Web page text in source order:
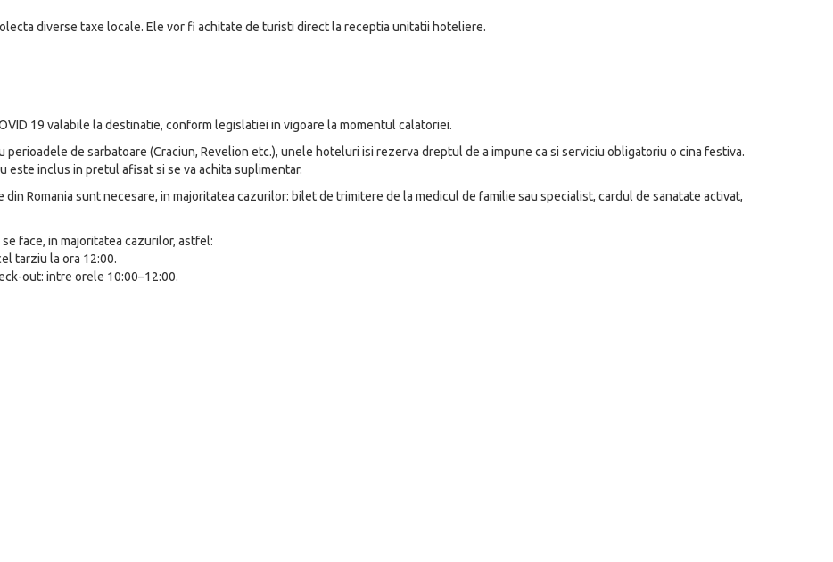
diverse taxe locale. Ele vor fi achitate de turisti direct la receptia unitatii hoteliere.
19 valabile la destinatie, conform legislatiei in vigoare la momentul calatoriei.
de sarbatoare (Craciun, Revelion etc.), unele hoteluri isi rezerva dreptul de a impune ca si serviciu obligatoriu o cina festiva.
este inclus in pretul afisat si se va achita suplimentar.
Romania sunt necesare, in majoritatea cazurilor: bilet de trimitere de la medicul de familie sau specialist, cardul de sanatate activat,
face, in majoritatea cazurilor, astfel:
tarziu la ora 12:00.
out: intre orele 10:00–12:00.